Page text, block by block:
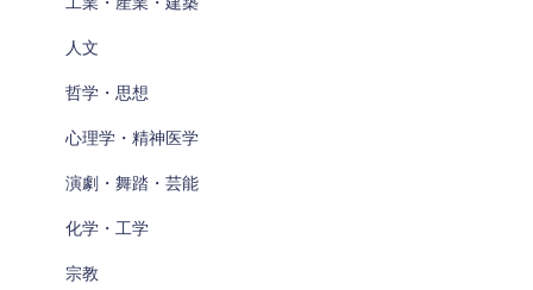
人文
哲学・思想
心理学・精神医学
演劇・舞踏・芸能
化学・工学
宗教